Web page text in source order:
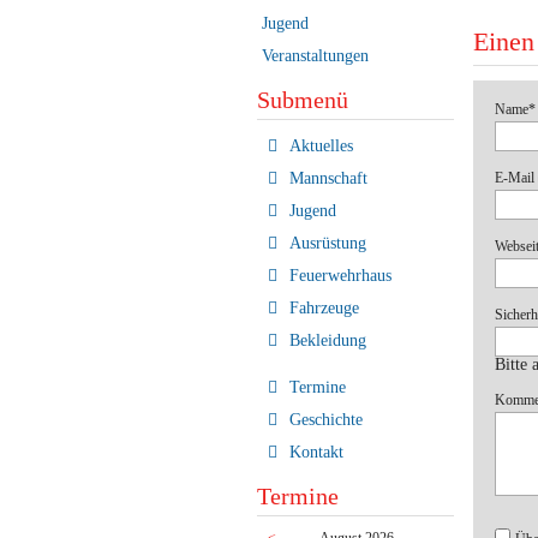
Name*
E-Mail
Bitte
Jugend
Veranstaltungen
Submenü
Navigation
Aktuelles
Mannschaft
Jugend
Ausrüstung
Feuerwehrhaus
Fahrzeuge
Bekleidung
Termine
Geschichte
Kontakt
Termine